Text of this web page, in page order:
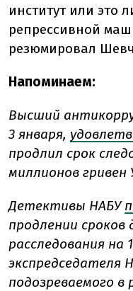
институт или это
репрессивной
резюмировал
Напоминаем:
Высший
3 января,
продлил срок
миллионов гривен
Детективы НАБУ
продлении сроков
расследования на
экспредседателя
подозреваемого